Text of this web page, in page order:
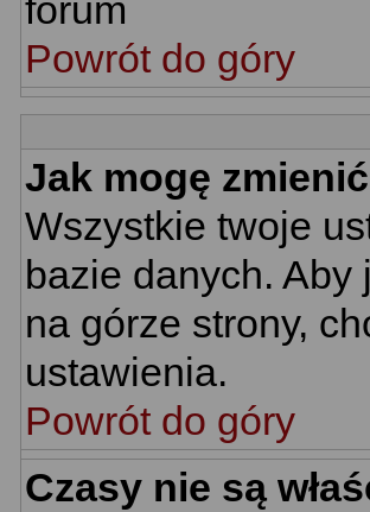
forum
Powrót do góry
Jak mogę
Wszystkie twoje
bazie danych.
na górze strony,
ustawienia.
Powrót do góry
Czasy nie są